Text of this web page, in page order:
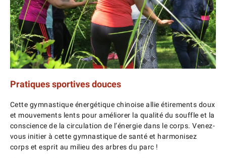
Pratiques sportives douces
Cette gymnastique énergétique chinoise allie étirements doux
et mouvements lents pour améliorer la qualité du souffle et la
conscience de la circulation de l’énergie dans le corps. Venez-
vous initier à cette gymnastique de santé et harmonisez
corps et esprit au milieu des arbres du parc !